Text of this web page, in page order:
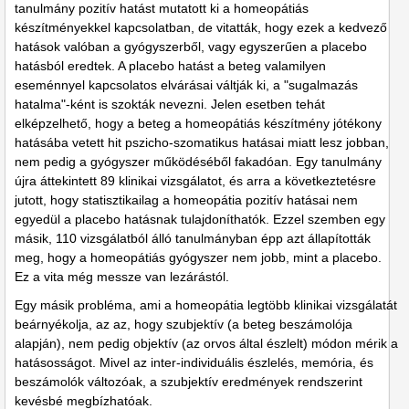
tanulmány pozitív hatást mutatott ki a homeopátiás
készítményekkel kapcsolatban, de vitatták, hogy ezek a kedvező
hatások valóban a gyógyszerből, vagy egyszerűen a placebo
hatásból eredtek. A placebo hatást a beteg valamilyen
eseménnyel kapcsolatos elvárásai váltják ki, a "sugalmazás
hatalma"-ként is szokták nevezni. Jelen esetben tehát
elképzelhető, hogy a beteg a homeopátiás készítmény jótékony
hatásába vetett hit pszicho-szomatikus hatásai miatt lesz jobban,
nem pedig a gyógyszer működéséből fakadóan. Egy tanulmány
újra áttekintett 89 klinikai vizsgálatot, és arra a következtetésre
jutott, hogy statisztikailag a homeopátia pozitív hatásai nem
egyedül a placebo hatásnak tulajdoníthatók. Ezzel szemben egy
másik, 110 vizsgálatból álló tanulmányban épp azt állapították
meg, hogy a homeopátiás gyógyszer nem jobb, mint a placebo.
Ez a vita még messze van lezárástól.
Egy másik probléma, ami a homeopátia legtöbb klinikai vizsgálatát
beárnyékolja, az az, hogy szubjektív (a beteg beszámolója
alapján), nem pedig objektív (az orvos által észlelt) módon mérik a
hatásosságot. Mivel az inter-individuális észlelés, memória, és
beszámolók változóak, a szubjektív eredmények rendszerint
kevésbé megbízhatóak.